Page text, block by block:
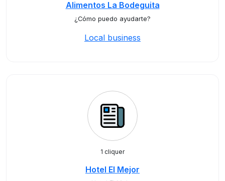
Alimentos La Bodeguita
¿Cómo puedo ayudarte?
Local business
1 cliquer
Hotel El Mejor